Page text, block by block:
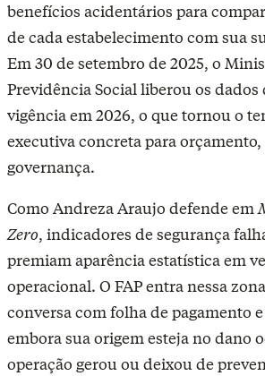
benefícios acidentários para
de cada estabelecimento com sua
Em 30 de setembro de 2025, o
Previdência Social liberou os dados
vigência em 2026, o que tornou o
executiva concreta para orçamento,
governança.
Como Andreza Araujo defende em
Zero, indicadores de segurança
premiam aparência estatística em
operacional. O FAP entra nessa
conversa com folha de pagamento
embora sua origem esteja no dano
operação gerou ou deixou de